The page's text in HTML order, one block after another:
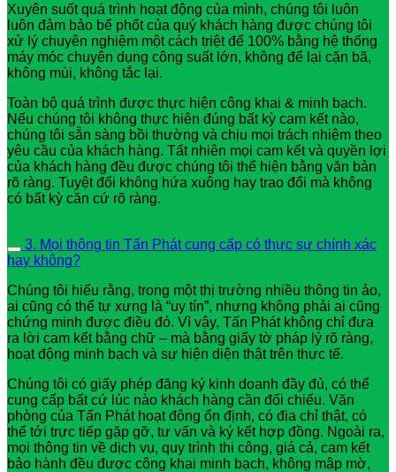
Xuyên suốt quá trình hoạt động của mình, chúng tôi luôn
luôn đảm bảo bể phốt của quý khách hàng được chúng tôi
xử lý chuyên nghiệm một cách triệt để 100% bằng hệ thống
máy móc chuyên dụng công suất lớn, không để lại cặn bã,
không mùi, không tắc lại.
Toàn bộ quá trình được thực hiện công khai & minh bạch.
Nếu chúng tôi không thực hiện đúng bất kỳ cam kết nào,
chúng tôi sẵn sàng bồi thường và chịu mọi trách nhiệm theo
yêu cầu của khách hàng. Tất nhiên mọi cam kết và quyền lợi
của khách hàng đều được chúng tôi thể hiện bằng văn bản
rõ ràng. Tuyệt đối không hứa xuông hay trao đổi mà không
có bất kỳ căn cứ rõ ràng.
3. Mọi thông tin Tấn Phát cung cấp có thực sự chính xác
hay không?
Chúng tôi hiểu rằng, trong một thị trường nhiều thông tin ảo,
ai cũng có thể tự xưng là “uy tín”, nhưng không phải ai cũng
chứng minh được điều đó. Vì vậy, Tấn Phát không chỉ đưa
ra lời cam kết bằng chữ – mà bằng giấy tờ pháp lý rõ ràng,
hoạt động minh bạch và sự hiện diện thật trên thực tế.
Chúng tôi có giấy phép đăng ký kinh doanh đầy đủ, có thể
cung cấp bất cứ lúc nào khách hàng cần đối chiếu. Văn
phòng của Tấn Phát hoạt động ổn định, có địa chỉ thật, có
thể tới trực tiếp gặp gỡ, tư vấn và ký kết hợp đồng. Ngoài ra,
mọi thông tin về dịch vụ, quy trình thi công, giá cả, cam kết
bảo hành đều được công khai minh bạch, không mập mờ,